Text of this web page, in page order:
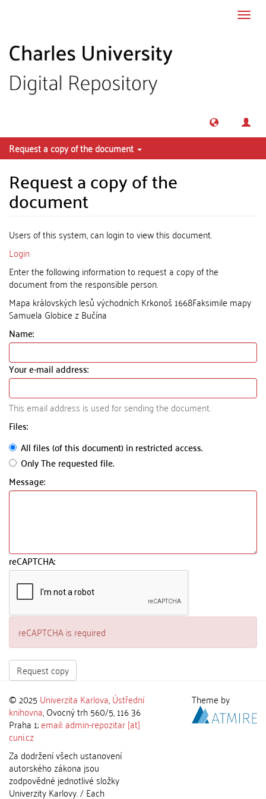
Request a copy of the document
Request a copy of the
document
Users of this system, can login to view this document.
Login
Enter the following information to request a copy of the
document from the responsible person.
Mapa královských lesů východních Krkonoš 1668Faksimile mapy
Samuela Globice z Bučína
Name:
Your e-mail address:
This email address is used for sending the document.
Files:
All files (of this document) in restricted access.
Only The requested file.
Message:
reCAPTCHA:
reCAPTCHA is required
Request copy
© 2025 Univerzita Karlova,Ústřední
knihovna, Ovocný trh 560/5, 116 36
Praha 1;email: admin-repozitar [at]
cuni.cz
Za dodržení všech ustanovení
autorského zákona jsou
zodpovědné jednotlivé složky
Univerzity Karlovy. / Each
Theme by